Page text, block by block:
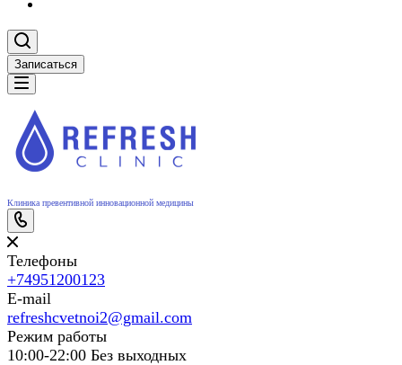
Записаться
Клиника превентивной инновационной медицины
Телефоны
+74951200123
E-mail
refreshcvetnoi2@gmail.com
Режим работы
10:00-22:00 Без выходных